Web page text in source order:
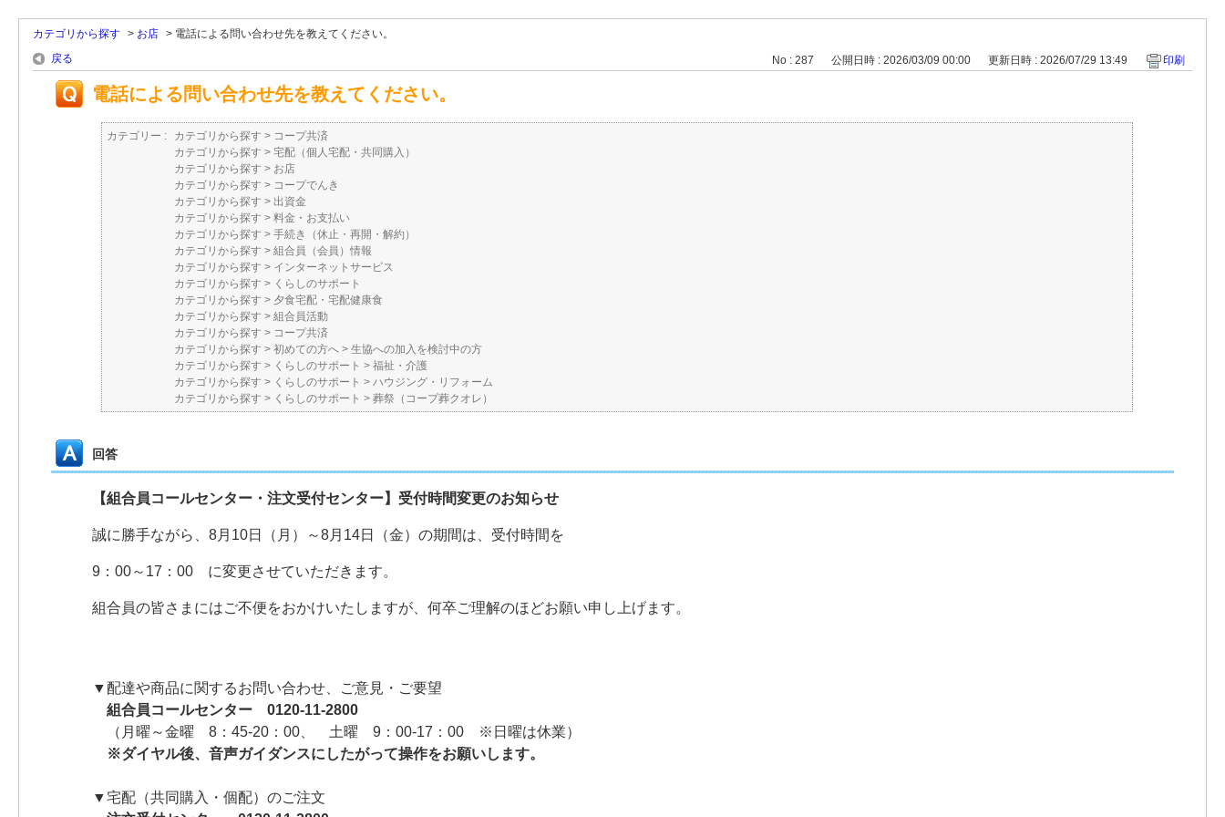
カテゴリから探す > お店 > 電話による問い合わせ先を教えてください。
戻る
No : 287 公開日時 : 2026/03/09 00:00 更新日時 : 2026/07/29 13:49 印刷
電話による問い合わせ先を教えてください。
カテゴリー : カテゴリから探す > コープ共済
カテゴリから探す > 宅配（個人宅配・共同購入）
カテゴリから探す > お店
カテゴリから探す > コープでんき
カテゴリから探す > 出資金
カテゴリから探す > 料金・お支払い
カテゴリから探す > 手続き（休止・再開・解約）
カテゴリから探す > 組合員（会員）情報
カテゴリから探す > インターネットサービス
カテゴリから探す > くらしのサポート
カテゴリから探す > 夕食宅配・宅配健康食
カテゴリから探す > 組合員活動
カテゴリから探す > コープ共済
カテゴリから探す > 初めての方へ > 生協への加入を検討中の方
カテゴリから探す > くらしのサポート > 福祉・介護
カテゴリから探す > くらしのサポート > ハウジング・リフォーム
カテゴリから探す > くらしのサポート > 葬祭（コープ葬クオレ）
回答
【組合員コールセンター・注文受付センター】受付時間変更のお知らせ
誠に勝手ながら、8月10日（月）～8月14日（金）の期間は、受付時間を
9：00～17：00 に変更させていただきます。
組合員の皆さまにはご不便をおかけいたしますが、何卒ご理解のほどお願い申し上げます。
▼配達や商品に関するお問い合わせ、ご意見・ご要望
組合員コールセンター 0120-11-2800
（月曜～金曜 8：45-20：00、 土曜 9：00-17：00 ※日曜は休業）
※ダイヤル後、音声ガイダンスにしたがって操作をお願いします。
▼宅配（共同購入・個配）のご注文